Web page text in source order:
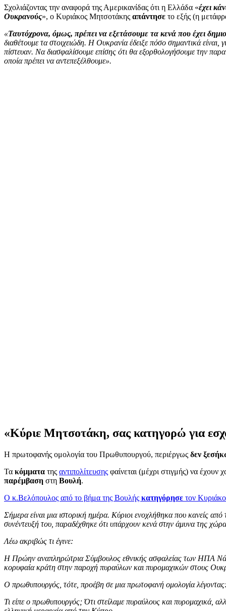
Σχολιάζοντας την αναφορά της Αμερικανίδας ότι η Ελλάδα «έχει
Ουκρανούς», ο Κυριάκος Μητσοτάκης απάντησε το εξής (η
«Ταυτόχρονα, όμως, πρέπει να εξετάσουμε τα κενά που έχει
διαθέτουμε τα στοιχειώδη. Η Ουκρανία έδειξε πόσο σημαντικά
πίστευαν. Να διασφαλίσουμε επίσης ότι θα εξορθολογήσουμε την
οποία πρέπει να αντεπεξέλθουμε».
«Κύριε Μητσοτάκη, σας κατηγορώ για
Η πρωτοφανής ομολογία του Πρωθυπουργού, περιέργως δεν
Τα κόμματα της αντιπολίτευσης φαίνεται (μέχρι στιγμής) να
παρέμβαση στη Βουλή.
Ο κ.Βελόπουλος από το βήμα της Βουλής κατηγόρησε τον
Σήμερα είναι μια ιστορική ημέρα. Κύριοι ενοχλήθηκα που κανείς
συνέντευξή του, παραδέχθηκε ότι υπάρχουν κενά στην άμυνα της
Λέω ακριβώς τι έγινε:
Η Πρώην αναπληρώτρια Σύμβουλος εθνικής ασφαλείας των ΗΠΑ
κορυφαία κράτη στην παροχή πυραύλων και πυρομαχικών στους
Ο πρωθυπουργός, τότε, προέβη σε μια πρωτοφανή ομολογία λέγοντας:
Τι είπε ο πρωθυπουργός; Ότι στείλαμε πυραύλους και πυρομαχικά,